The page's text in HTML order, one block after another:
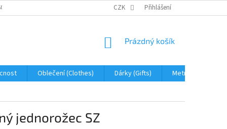
ÚDAJŮ JAK NA REKLAMACI A VRÁCENÍ ZBOŽÍ
CZK Přihlášení
NÁKUPNÍ
Prázdný košík
Oblečení (Clothes) Dárky (Gifts)
Metráž (fabric)
jednorožec SZ